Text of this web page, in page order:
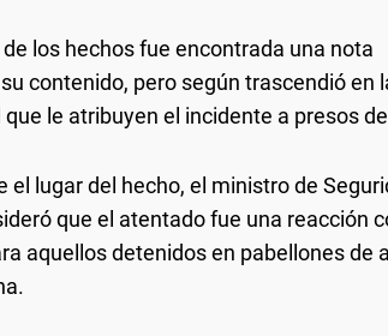
los hechos fue encontrada una nota
contenido, pero según trascendió en
le atribuyen el incidente a presos
el lugar del hecho, el ministro de
que el atentado fue una reacción
aquellos detenidos en pabellones de